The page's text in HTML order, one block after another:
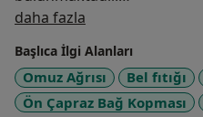
Fizik Tedavi Profesöründen
Tamamlayıcı tıp ile
uygulamalarına yansıtmıştır.
FDM (Facial Distorsiyon Model) terapisti
Güngör Türkiye'de nadir
daha fazla
Başlıca İlgi Alanları
Omuz Ağrısı Bel fıtığı
Ön Çapraz Bağ Kopması